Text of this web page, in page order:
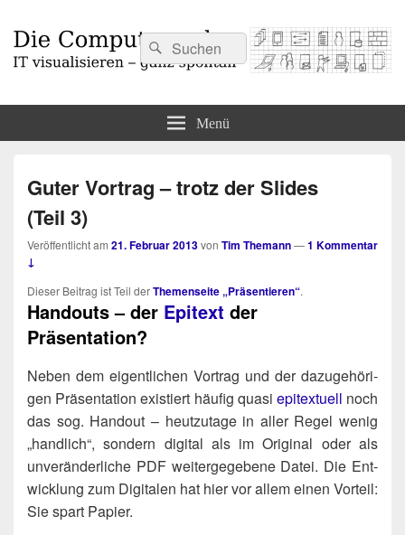
Suchen
nach:
Suchen
Menü
Guter Vortrag – trotz der Slides
(Teil 3)
Veröffentlicht am 21. Februar 2013von Tim Themann—1 Kommentar
↓
Die­ser Bei­trag ist Teil derThe­men­sei­te „Prä­sen­tie­ren“.
Handouts – der Epitext der
Präsentation?
Neben dem eigent­li­chen Vor­trag und der dazu­ge­hö­ri­
gen Prä­sen­ta­ti­on exis­tiert häu­fig qua­si epi­tex­tu­ell noch
das sog. Hand­out – heut­zu­ta­ge in aller Regel wenig
„hand­lich“, son­dern digi­tal als im Ori­gi­nal oder als
unver­än­der­li­che PDF wei­ter­ge­ge­be­ne Datei. Die Ent­
wick­lung zum Digi­ta­len hat hier vor allem einen Vor­teil:
Sie spart Papier.